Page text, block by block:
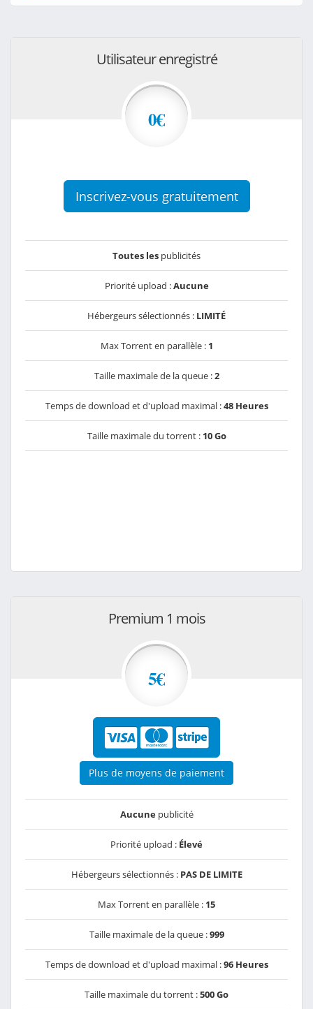
Utilisateur enregistré
0€
Inscrivez-vous gratuitement
Toutes les publicités
Priorité upload :Aucune
Hébergeurs sélectionnés : LIMITÉ
Max Torrent en parallèle : 1
Taille maximale de la queue :2
Temps de download et d'upload maximal :48 Heures
Taille maximale du torrent : 10 Go
Premium 1 mois
5€
Plus de moyens de paiement
Aucunepublicité
Priorité upload : Élevé
Hébergeurs sélectionnés : PAS DE LIMITE
Max Torrent en parallèle : 15
Taille maximale de la queue :999
Temps de download et d'upload maximal :96 Heures
Taille maximale du torrent :500 Go